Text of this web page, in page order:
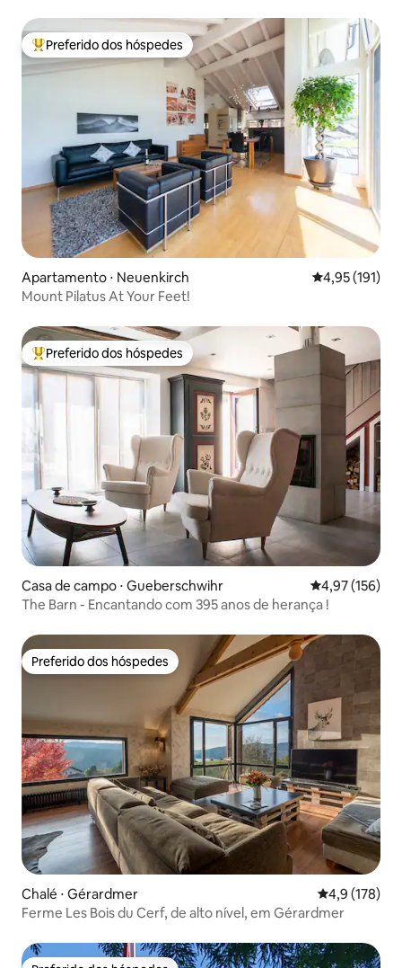
Entre os melhores preferidos dos hóspedes
Preferido dos hóspedes
Apartamento ⋅ Neuenkirch 4,95 de uma
4,95 (191)
Mount Pilatus At Your Feet!
Entre os melhores preferidos dos hóspedes
Preferido dos hóspedes
Casa de campo ⋅ Gueberschwihr 4,97 de uma
4,97 (156)
The Barn - Encantando com 395 anos de herança !
Preferido dos hóspedes
Preferido dos hóspedes
Chalé ⋅ Gérardmer 4,9 de uma
4,9 (178)
Ferme Les Bois du Cerf, de alto nível, em Gérardmer